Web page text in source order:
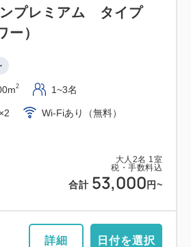
大人 2名 1 室
税・手数料込
合計 53,000 円~
プレミアム タイプ
ー）
2 1~3名
Wi-Fiあり（無料）
詳細 日付を選択